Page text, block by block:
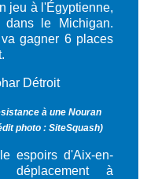
jeu à l'Égyptienne,
le Michigan.
gagner 6 places
à une Nouran
photo : SiteSquash)
espoirs d'Aix-en-
déplacement à